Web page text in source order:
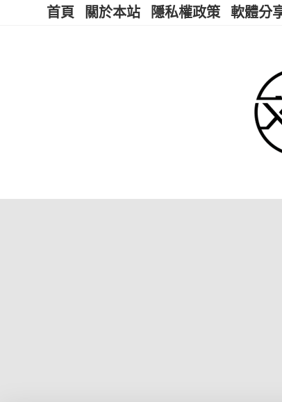
首頁 關於本站 隱私權政策 軟體分